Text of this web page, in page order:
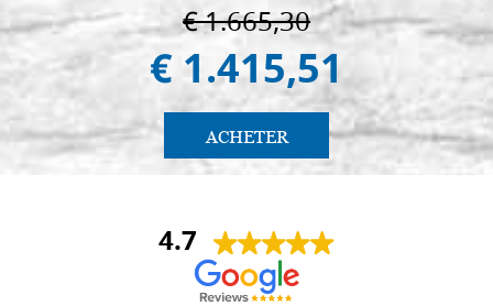
€ 1.665,30
€ 1.415,51
ACHETER
4.7